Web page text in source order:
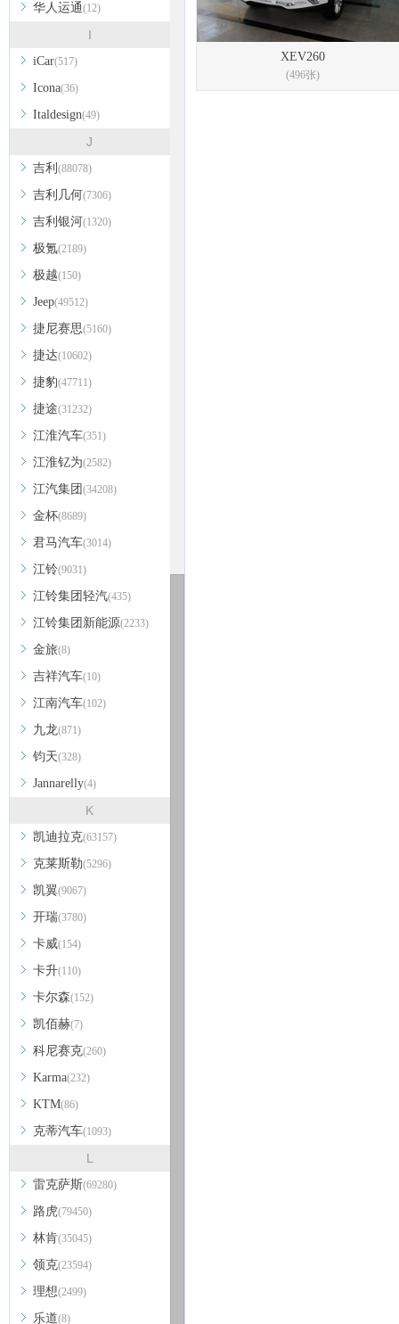
华人运通(12)
I
iCar(517)
Icona(36)
Italdesign(49)
J
吉利 (88078)
吉利几何(7306)
吉利银河(1320)
极氪(2189)
极越(150)
Jeep(49512)
捷尼赛思(5160)
捷达(10602)
捷豹(47711)
捷途(31232)
江淮汽车(351)
江淮钇为(2582)
江汽集团 (34208)
金杯(8689)
君马汽车(3014)
江铃(9031)
江铃集团轻汽(435)
江铃集团新能源(2233)
金旅(8)
吉祥汽车(10)
江南汽车(102)
九龙(871)
钧天(328)
Jannarelly(4)
K
凯迪拉克(63157)
克莱斯勒(5296)
凯翼(9067)
开瑞(3780)
卡威(154)
卡升(110)
卡尔森(152)
凯佰赫(7)
科尼赛克(260)
Karma(232)
KTM(86)
克蒂汽车(1093)
L
雷克萨斯(69280)
路虎(79450)
林肯(35045)
领克(23594)
理想(2499)
乐道(8)
XEV260
(496张)